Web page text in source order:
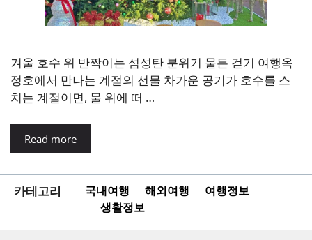
겨울 호수 위 반짝이는 섬성탄 분위기 물든 걷기 여행옥
정호에서 만나는 계절의 선물 차가운 공기가 호수를 스
치는 계절이면, 물 위에 떠 …
Read more
카테고리 국내여행 해외여행
여행정보
생활정보